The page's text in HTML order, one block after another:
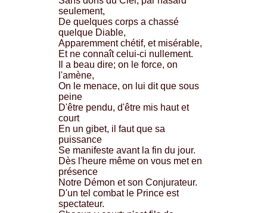
seulement,
De quelques corps a chassé
quelque Diable,
Apparemment chétif, et misérable,
Et ne connaît celui-ci nullement.
Il a beau dire; on le force, on
l'amène,
On le menace, on lui dit que sous
peine
D'être pendu, d'être mis haut et
court
En un gibet, il faut que sa
puissance
Se manifeste avant la fin du jour.
Dès l'heure même on vous met en
présence
Notre Démon et son Conjurateur.
D'un tel combat le Prince est
spectateur.